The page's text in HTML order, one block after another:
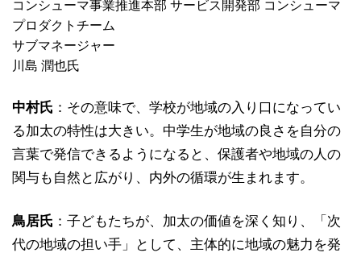
コンシューマ事業推進本部 サービス開発部 コンシューマ
プロダクトチーム
サブマネージャー
川島 潤也氏
中村氏 ：その意味で、学校が地域の入り口になってい
る加太の特性は大きい。中学生が地域の良さを自分の
言葉で発信できるようになると、保護者や地域の人の
関与も自然と広がり、内外の循環が生まれます。
鳥居氏 ：子どもたちが、加太の価値を深く知り、「次
代の地域の担い手」として、主体的に地域の魅力を発